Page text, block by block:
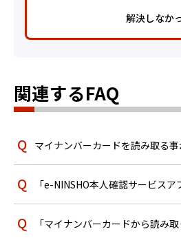
解決しなか
関連するFAQ
マイナンバーカードを読み取る事ができませ
「e-NINSHO本人確認サービスアプリ」を開くと「本アプリはアプリ単独
「マイナンバーカードから読み取った情報が、提出先にて管理している情報と